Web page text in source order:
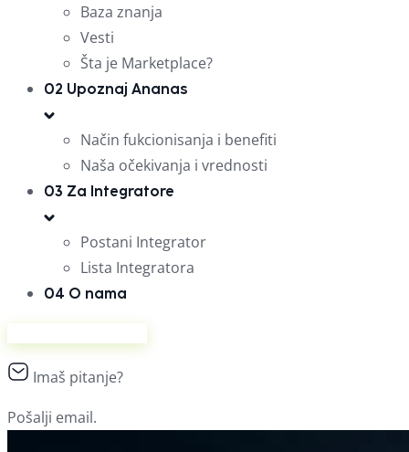
Baza znanja
Vesti
Šta je Marketplace?
02 Upoznaj Ananas
Način fukcionisanja i benefiti
Naša očekivanja i vrednosti
03 Za Integratore
Postani Integrator
Lista Integratora
04 O nama
Imaš pitanje?
Pošalji email.